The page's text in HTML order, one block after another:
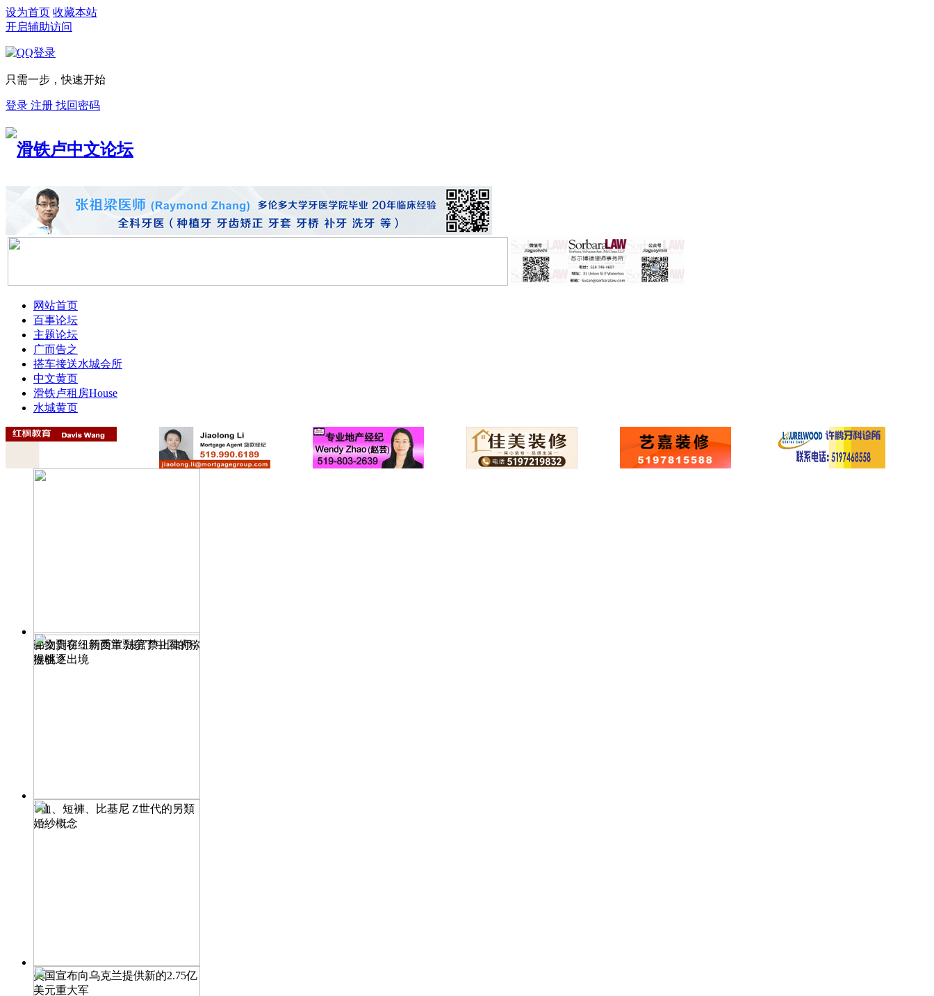
设为首页 收藏本站
开启辅助访问
只需一步，快速开始
登录 注册 找回密码
网站首页
百事论坛
主题论坛
广而告之
搭车接送水城会所
中文黄页
滑铁卢租房House
水城黄页
生物剽窃：新西兰剽窃了中国的猕
猴桃？
郭文贵在纽约受审 法官禁止律师
提驱逐出境
T恤、短褲、比基尼 Z世代的另類
婚紗概念
美国宣布向乌克兰提供新的2.75亿
美元重大军